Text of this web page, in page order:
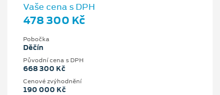
Vaše cena s DPH
478 300 Kč
Pobočka
Děčín
Původní cena s DPH
668 300 Kč
Cenové zvýhodnění
190 000 Kč